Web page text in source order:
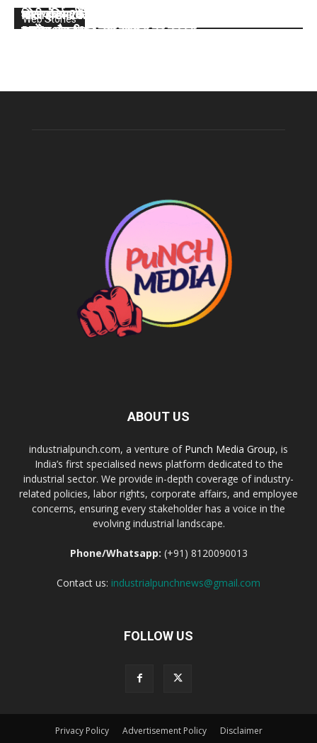
Web Stories
कोल इंडिया की 10 मेगा माइंस ने Q1 में बनाया रिकॉर्ड, SECL,
NCL और MCL की खदानों का दबदबा
भारत के सर्वाधिक कोयला भंडार वाले सात राज्यों के बारे में
जानें:
वित्तीय वर्ष 2025- 26 : कोल इंडिया लिमिटेड की टॉप- 10
खदान
कोल इंडिया ने डिस्पैच का टारगेट भी किया कम, देखें 2026-
27 का कंपनीवार नया लक्ष्य
कोल इंडिया ने घटाया लक्ष्य, देखें 2026- 27 का कंपनीवार नया
टारगेट
ABOUT US
industrialpunch.com, a venture of Punch Media Group, is
India’s first specialised news platform dedicated to the
industrial sector. We provide in-depth coverage of industry-
related policies, labor rights, corporate affairs, and employee
concerns, ensuring every stakeholder has a voice in the
evolving industrial landscape.
Phone/Whatsapp: (+91) 8120090013
Contact us: industrialpunchnews@gmail.com
FOLLOW US
Privacy Policy Advertisement Policy Disclaimer